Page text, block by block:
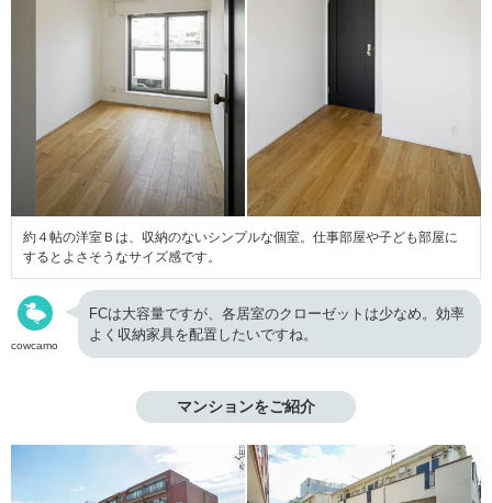
約４帖の洋室Ｂは、収納のないシンプルな個室。仕事部屋や子ども部屋に
するとよさそうなサイズ感です。
cowcamo
FCは大容量ですが、各居室のクローゼットは少なめ。効率
よく収納家具を配置したいですね。
マンションをご紹介